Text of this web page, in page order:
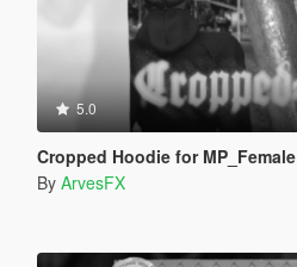
5.0
Cropped Hoodie for MP_Female
By ArvesFX